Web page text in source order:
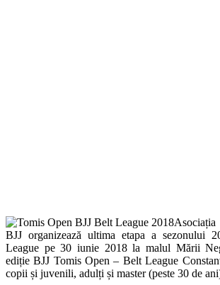
BJJ organizează ultima etapa a sezonului
League pe 30 iunie 2018 la malul Mării
ediție BJJ Tomis Open – Belt League
copii și juvenili, adulți și master (peste 30 de